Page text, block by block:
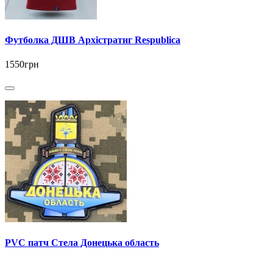
Футболка ДШВ Архістратиг Respublica
1550грн
PVC патч Стела Донецька область